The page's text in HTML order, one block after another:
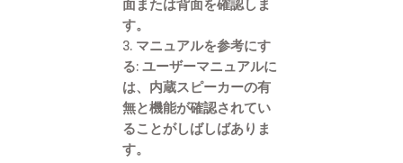
す。
3. マニュアルを参考にす
る: ユーザーマニュアルに
は、内蔵スピーカーの有
無と機能が確認されてい
ることがしばしばありま
す。